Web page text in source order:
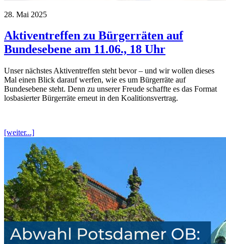
28. Mai 2025
Aktiventreffen zu Bürgerräten auf
Bundesebene am 11.06., 18 Uhr
Unser nächstes Aktiventreffen steht bevor – und wir wollen dieses
Mal einen Blick darauf werfen, wie es um Bürgerräte auf
Bundesebene steht. Denn zu unserer Freude schaffte es das Format
losbasierter Bürgerräte erneut in den Koalitionsvertrag.
[weiter...]